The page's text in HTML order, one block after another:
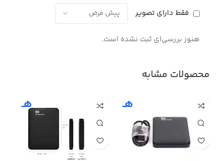
فقط دارای تصویر
هنوز بررسی‌ای ثبت نشده است.
محصولات مشابه